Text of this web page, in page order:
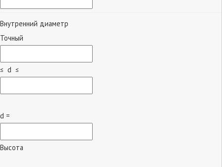
Внутренний диаметр
Точный
≤ d ≤
d =
Высота